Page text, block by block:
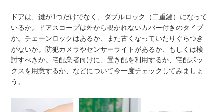
ドアは、鍵が1つだけでなく、ダブルロック（二重鍵）になって
いるか。ドアスコープは外から覗かれないカバー付きのタイプ
か。チェーンロックはあるか、また古くなっていたりぐらつき
がないか。防犯カメラやセンサーライトがあるか、もしくは検
討すべきか。宅配業者向けに、置き配を利用するか、宅配ボッ
クスを用意するか、などについて今一度チェックしてみましょ
う。